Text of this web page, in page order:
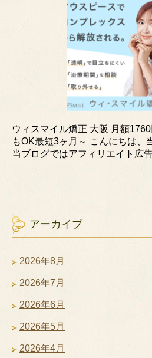
ウィスマイル矯正 大阪 月額
もOK最短3ヶ月～ こんにちは、
当ブログではアフィリエイト広
アーカイブ
2026年8月
2026年7月
2026年6月
2026年5月
2026年4月